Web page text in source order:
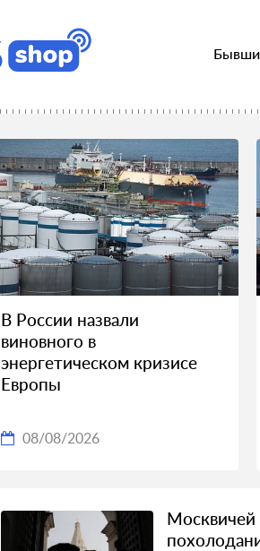
В России назвали
виновного в
энергетическом кризисе
Европы
08/08/2026
Москвичей